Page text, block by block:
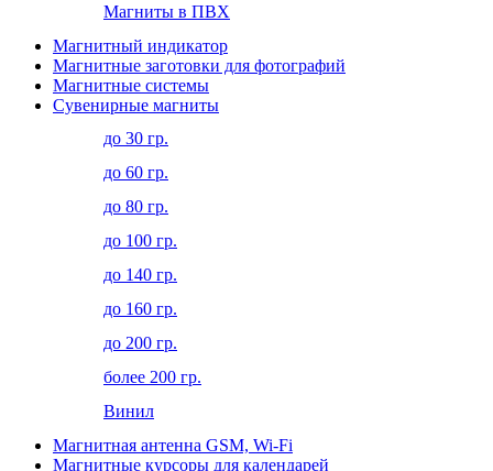
Магниты в ПВХ
Магнитный индикатор
Магнитные заготовки для фотографий
Магнитные системы
Сувенирные магниты
до 30 гр.
до 60 гр.
до 80 гр.
до 100 гр.
до 140 гр.
до 160 гр.
до 200 гр.
более 200 гр.
Винил
Магнитная антенна GSM, Wi-Fi
Магнитные курсоры для календарей